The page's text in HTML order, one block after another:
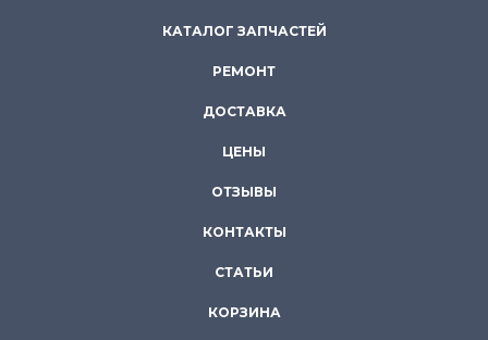
КАТАЛОГ ЗАПЧАСТЕЙ
РЕМОНТ
ДОСТАВКА
ЦЕНЫ
ОТЗЫВЫ
КОНТАКТЫ
СТАТЬИ
КОРЗИНА